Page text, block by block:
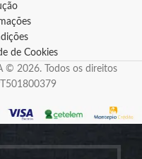
de Cookies
© 2026. Todos os direitos